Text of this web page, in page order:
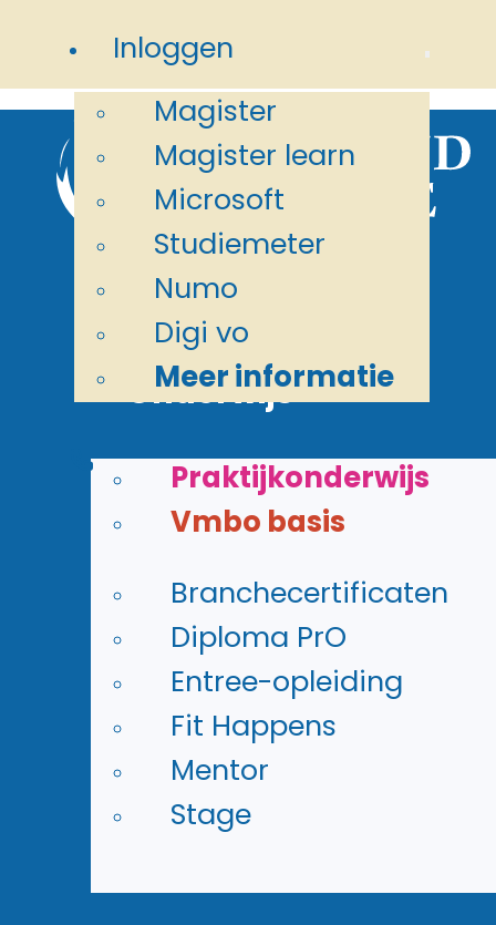
Ga naar hoofdinhoud
Inloggen
Magister
Magister learn
Microsoft
Studiemeter
Numo
Digi vo
Meer informatie
Onderwijs
Praktijkonderwijs
Vmbo basis
Branchecertificaten
Diploma PrO
Entree-opleiding
Fit Happens
Mentor
Stage
> Meer informatie
Meer informatie
Inloggegevens